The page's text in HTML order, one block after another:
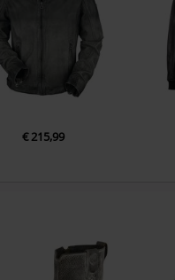
€ 215,99